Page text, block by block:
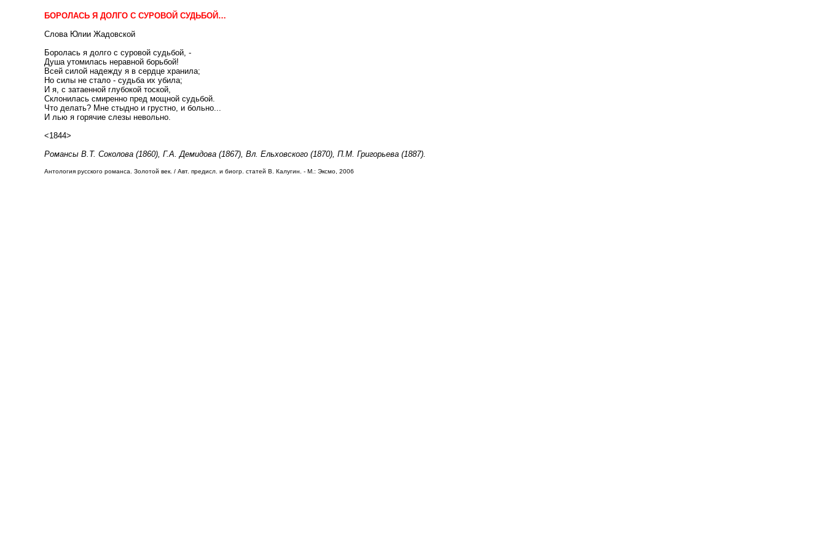
БОРОЛАСЬ Я ДОЛГО С СУРОВОЙ СУДЬБОЙ…
Слова Юлии Жадовской
Боролась я долго с суровой судьбой, -
Душа утомилась неравной борьбой!
Всей силой надежду я в сердце хранила;
Но силы не стало - судьба их убила;
И я, с затаенной глубокой тоской,
Склонилась смиренно пред мощной судьбой.
Что делать? Мне стыдно и грустно, и больно...
И лью я горячие слезы невольно.
<1844>
Романсы В.Т. Соколова (1860), Г.А. Демидова (1867), Вл. Ельховского (1870), П.М. Григорьева (1887).
Антология русского романса. Золотой век. / Авт. предисл. и биогр. статей В. Калугин. - М.: Эксмо, 2006